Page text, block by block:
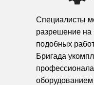
Специалисты
разрешение на
подобных
Бригада
оборудованием